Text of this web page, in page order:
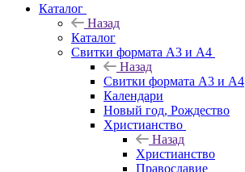
Каталог
Назад
Каталог
Свитки формата А3 и А4
Назад
Свитки формата А3 и А4
Календари
Новый год, Рождество
Христианство
Назад
Христианство
Православие